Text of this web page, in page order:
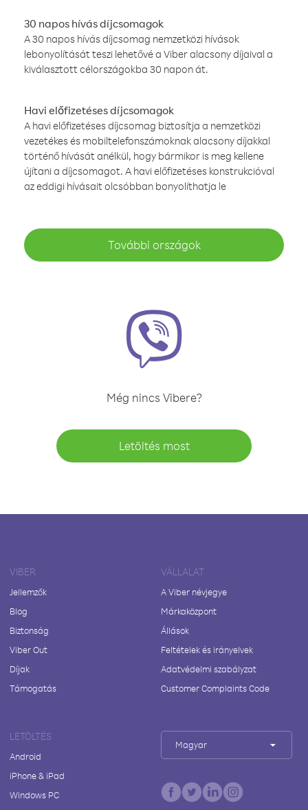
30 napos hívás díjcsomagok
A 30 napos hívás díjcsomag nemzetközi hívások
lebonyolítását teszi lehetővé a Viber alacsony díjaival a
kiválasztott célországokba 30 napon át.
Havi előfizetéses díjcsomagok
A havi előfizetéses díjcsomag biztosítja a nemzetközi
vezetékes és mobiltelefonszámoknak alacsony díjakkal
történő hívását anélkül, hogy bármikor is meg kellene
újítani a díjcsomagot. A havi előfizetéses konstrukcióval
az eddigi hívásait olcsóbban bonyolíthatja le
További országok
Még nincs Vibere?
Letöltés most
VIBER
Jellemzők
Blog
Biztonság
Viber Out
Díjak
Támogatás
VÁLLALAT
A Viber névjegye
Márkaközpont
Állások
Feltételek és irányelvek
Adatvédelmi szabályzat
Customer Complaints Code
LETÖLTÉS
Android
iPhone & iPad
Windows PC
Magyar